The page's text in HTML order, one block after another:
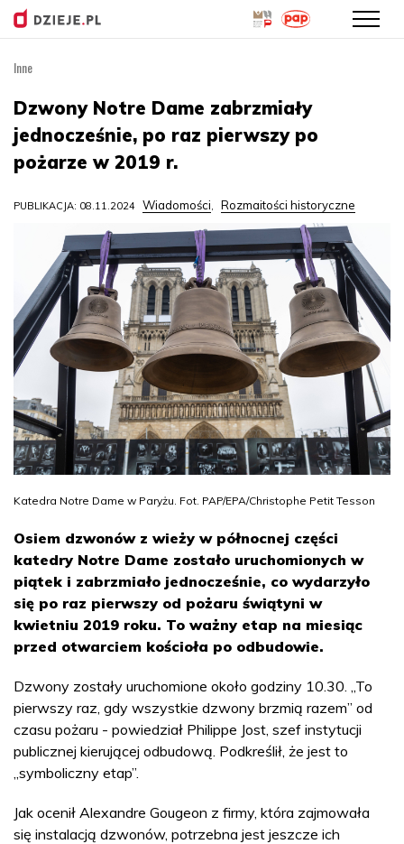
treści
Inne
Dzwony Notre Dame zabrzmiały
jednocześnie, po raz pierwszy po
pożarze w 2019 r.
PUBLIKACJA: 08.11.2024 Wiadomości, Rozmaitości historyczne
Katedra Notre Dame w Paryżu. Fot. PAP/EPA/Christophe Petit Tesson
Osiem dzwonów z wieży w północnej części
katedry Notre Dame zostało uruchomionych w
piątek i zabrzmiało jednocześnie, co wydarzyło
się po raz pierwszy od pożaru świątyni w
kwietniu 2019 roku. To ważny etap na miesiąc
przed otwarciem kościoła po odbudowie.
Dzwony zostały uruchomione około godziny 10.30. „To
pierwszy raz, gdy wszystkie dzwony brzmią razem” od
czasu pożaru - powiedział Philippe Jost, szef instytucji
publicznej kierującej odbudową. Podkreślił, że jest to
„symboliczny etap”.
Jak ocenił Alexandre Gougeon z firmy, która zajmowała
się instalacją dzwonów, potrzebna jest jeszcze ich